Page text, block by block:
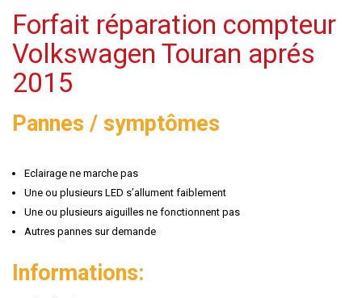
Forfait réparation compteur
Volkswagen Touran aprés
2015
Pannes / symptômes
Eclairage ne marche pas
Une ou plusieurs LED s’allument faiblement
Une ou plusieurs aiguilles ne fonctionnent pas
Autres pannes sur demande
Informations: